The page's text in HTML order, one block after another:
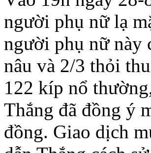
người phụ nữ lạ
người phụ nữ này
nâu và 2/3 thỏi
122 kíp nổ
Thắng đã đồng ý
đồng. Giao dịch